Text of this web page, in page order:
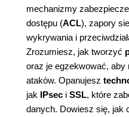
mechanizmy
dostępu (ACL), zapory
wykrywania i
Zrozumiesz, jak tworzyć
oraz je egzekwować,
ataków. Opanujesz
jak IPsec i SSL, które
danych. Dowiesz się, jak